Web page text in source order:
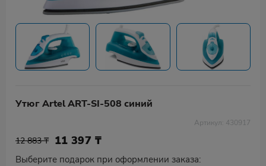
Утюг Artel ART-SI-508 синий
Артикул: 430917
12 883 ₸ 11 397 ₸
Выберите подарок при оформлении заказа: